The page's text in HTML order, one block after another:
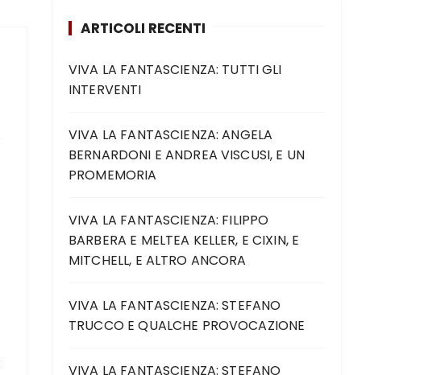
ARTICOLI RECENTI
VIVA LA FANTASCIENZA: TUTTI GLI
INTERVENTI
VIVA LA FANTASCIENZA: ANGELA
BERNARDONI E ANDREA VISCUSI, E UN
PROMEMORIA
VIVA LA FANTASCIENZA: FILIPPO
BARBERA E MELTEA KELLER, E CIXIN, E
MITCHELL, E ALTRO ANCORA
VIVA LA FANTASCIENZA: STEFANO
TRUCCO E QUALCHE PROVOCAZIONE
VIVA LA FANTASCIENZA: STEFANO